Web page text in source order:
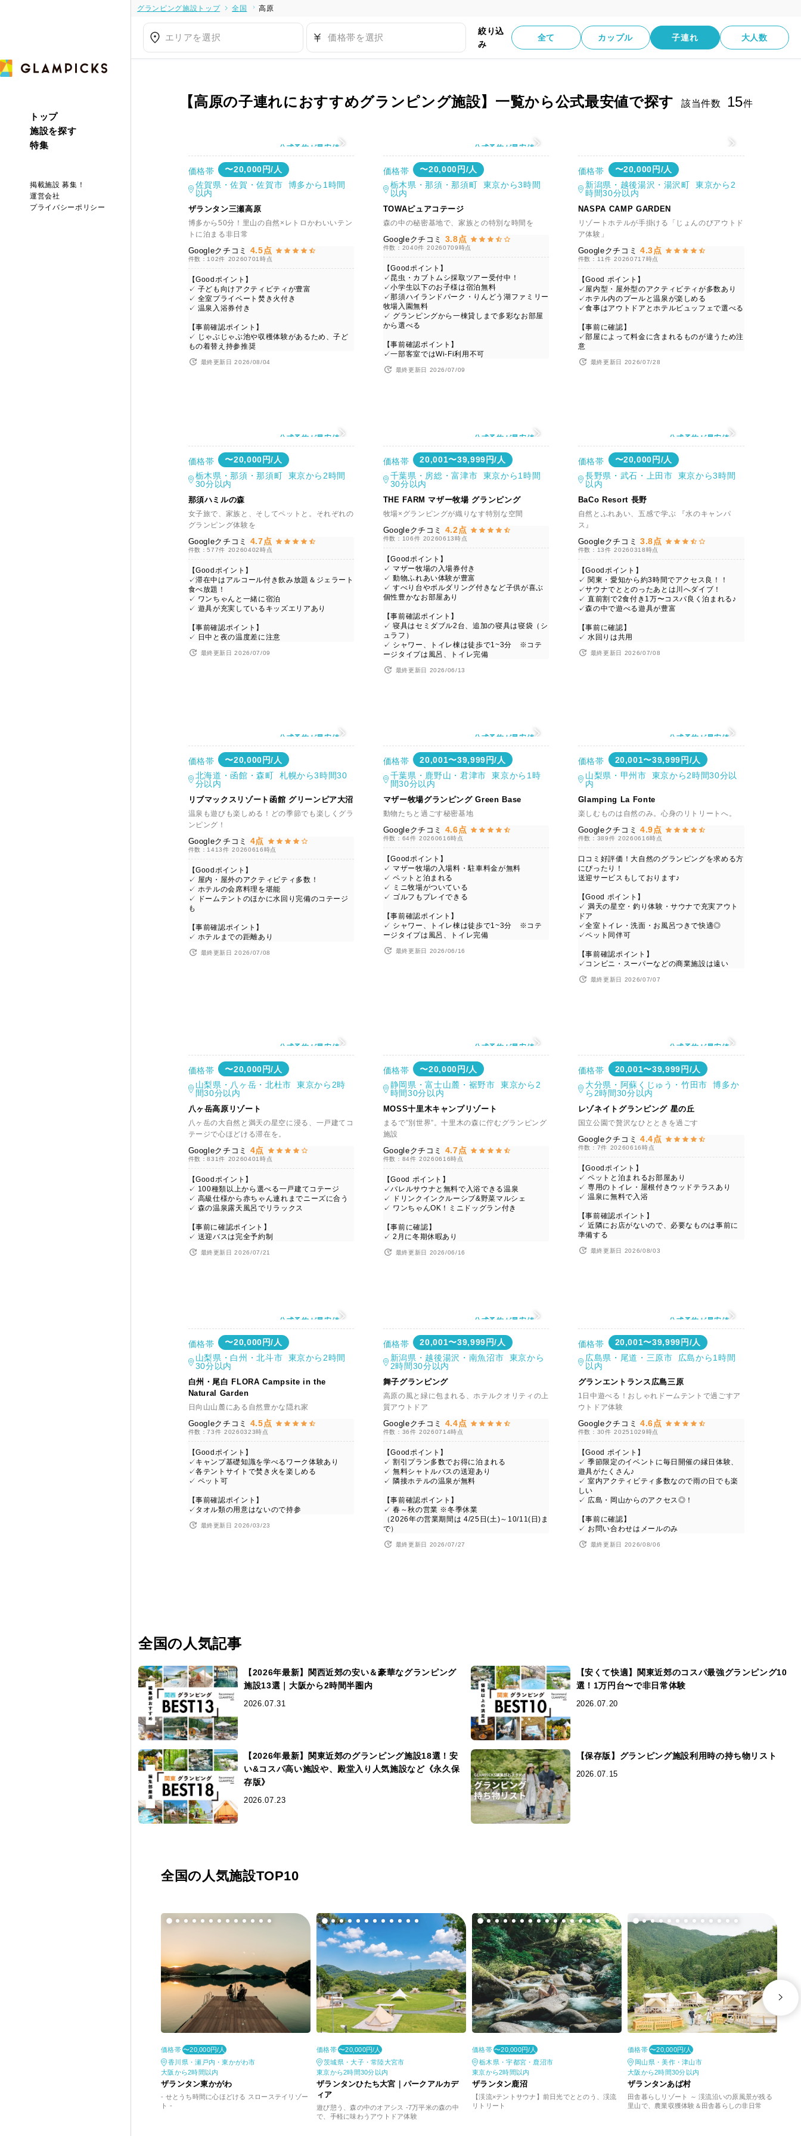
トップ
施設を探す
特集
掲載施設 募集！
運営会社
プライバシーポリシー
グランピング施設トップ 全国 高原
エリアを選択 価格帯を選択
絞り込
み
全て カップル 子連れ 大人数
【高原の子連れにおすすめグランピング施設】一覧から公式最安値で探す 該当件数 15件
公式予約が最安値
価格帯
〜20,000円/人
佐賀県・佐賀・佐賀市 博多から1時間
以内
ザランタン三瀬高原
博多から50分！里山の自然×レトロかわいいテン
トに泊まる非日常
Googleクチコミ 4.5点
件数：102件 20260701時点
【Goodポイント】
✓ 子ども向けアクティビティが豊富
✓ 全室プライベート焚き火付き
✓ 温泉入浴券付き
【事前確認ポイント】
✓ じゃぶじゃぶ池や収穫体験があるため、子ど
もの着替え持参推奨
最終更新日 2026/08/04
公式予約が最安値
価格帯
〜20,000円/人
栃木県・那須・那須町 東京から3時間
以内
TOWAピュアコテージ
森の中の秘密基地で、家族との特別な時間を
Googleクチコミ 3.8点
件数：2040件 20260709時点
【Goodポイント】
✓昆虫・カブトムシ採取ツアー受付中！
✓小学生以下のお子様は宿泊無料
✓那須ハイランドパーク・りんどう湖ファミリー
牧場入園無料
✓ グランピングから一棟貸しまで多彩なお部屋
から選べる
【事前確認ポイント】
✓一部客室ではWi-Fi利用不可
最終更新日 2026/07/09
価格帯
〜20,000円/人
新潟県・越後湯沢・湯沢町 東京から2
時間30分以内
NASPA CAMP GARDEN
リゾートホテルが手掛ける「じょんのびアウトド
ア体験」
Googleクチコミ 4.3点
件数：11件 20260717時点
【Good ポイント】
✓屋内型・屋外型のアクティビティが多数あり
✓ホテル内のプールと温泉が楽しめる
✓食事はアウトドアとホテルビュッフェで選べる
【事前に確認】
✓部屋によって料金に含まれるものが違うため注
意
最終更新日 2026/07/28
公式予約が最安値
価格帯
〜20,000円/人
栃木県・那須・那須町 東京から2時間
30分以内
那須ハミルの森
女子旅で、家族と、そしてペットと。それぞれの
グランピング体験を
Googleクチコミ 4.7点
件数：577件 20260402時点
【Goodポイント】
✓滞在中はアルコール付き飲み放題＆ジェラート
食べ放題！
✓ ワンちゃんと一緒に宿泊
✓ 遊具が充実しているキッズエリアあり
【事前確認ポイント】
✓ 日中と夜の温度差に注意
最終更新日 2026/07/09
公式予約が最安値
価格帯
20,001〜39,999円/人
千葉県・房総・富津市 東京から1時間
30分以内
THE FARM マザー牧場 グランピング
牧場×グランピングが織りなす特別な空間
Googleクチコミ 4.2点
件数：106件 20260613時点
【Goodポイント】
✓ マザー牧場の入場券付き
✓ 動物ふれあい体験が豊富
✓ すべり台やボルダリング付きなど子供が喜ぶ
個性豊かなお部屋あり
【事前確認ポイント】
✓ 寝具はセミダブル2台、追加の寝具は寝袋（シ
ュラフ）
✓ シャワー、トイレ棟は徒歩で1~3分 ※コテ
ージタイプは風呂、トイレ完備
最終更新日 2026/06/13
公式予約が最安値
価格帯
〜20,000円/人
長野県・武石・上田市 東京から3時間
以内
BaCo Resort 長野
自然とふれあい、五感で学ぶ 『水のキャンパ
ス』
Googleクチコミ 3.8点
件数：13件 20260318時点
【Goodポイント】
✓ 関東・愛知から約3時間でアクセス良！！
✓サウナでととのったあとは川へダイブ！
✓ 直前割で2食付き1万〜コスパ良く泊まれる♪
✓森の中で遊べる遊具が豊富
【事前に確認】
✓ 水回りは共用
最終更新日 2026/07/08
公式予約が最安値
価格帯
〜20,000円/人
北海道・函館・森町 札幌から3時間30
分以内
リブマックスリゾート函館 グリーンピア大沼
温泉も遊びも楽しめる！どの季節でも楽しくグラ
ンピング！
Googleクチコミ 4点
件数：1413件 20260616時点
【Goodポイント】
✓ 屋内・屋外のアクティビティ多数！
✓ ホテルの会席料理を堪能
✓ ドームテントのほかに水回り完備のコテージ
も
【事前確認ポイント】
✓ ホテルまでの距離あり
最終更新日 2026/07/08
公式予約が最安値
価格帯
20,001〜39,999円/人
千葉県・鹿野山・君津市 東京から1時
間30分以内
マザー牧場グランピング Green Base
動物たちと過ごす秘密基地
Googleクチコミ 4.6点
件数：64件 20260616時点
【Goodポイント】
✓ マザー牧場の入場料・駐車料金が無料
✓ ペットと泊まれる
✓ ミニ牧場がついている
✓ ゴルフもプレイできる
【事前確認ポイント】
✓ シャワー、トイレ棟は徒歩で1~3分 ※コテ
ージタイプは風呂、トイレ完備
最終更新日 2026/06/16
公式予約が最安値
価格帯
20,001〜39,999円/人
山梨県・甲州市 東京から2時間30分以
内
Glamping La Fonte
楽しむものは自然のみ。心身のリトリートへ。
Googleクチコミ 4.9点
件数：389件 20260616時点
口コミ好評価！大自然のグランピングを求める方
にぴったり！
送迎サービスもしております♪
【Good ポイント】
✓ 満天の星空・釣り体験・サウナで充実アウト
ドア
✓全室トイレ・洗面・お風呂つきで快適◎
✓ペット同伴可
【事前確認ポイント】
✓コンビニ・スーパーなどの商業施設は遠い
最終更新日 2026/07/07
公式予約が最安値
価格帯
〜20,000円/人
山梨県・八ヶ岳・北杜市 東京から2時
間30分以内
八ヶ岳高原リゾート
八ヶ岳の大自然と満天の星空に浸る、一戸建てコ
テージで心ほどける滞在を。
Googleクチコミ 4点
件数：831件 20260401時点
【Goodポイント】
✓ 100種類以上から選べる一戸建てコテージ
✓ 高級仕様から赤ちゃん連れまでニーズに合う
✓ 森の温泉露天風呂でリラックス
【事前に確認ポイント】
✓ 送迎バスは完全予約制
最終更新日 2026/07/21
公式予約が最安値
価格帯
〜20,000円/人
静岡県・富士山麓・裾野市 東京から2
時間30分以内
MOSS十里木キャンプリゾート
まるで”別世界”。十里木の森に佇むグランピング
施設
Googleクチコミ 4.7点
件数：84件 20260616時点
【Good ポイント】
✓バレルサウナと無料で入浴できる温泉
✓ ドリンクインクルーシブ&野菜マルシェ
✓ ワンちゃんOK！ミニドッグラン付き
【事前に確認】
✓ 2月に冬期休暇あり
最終更新日 2026/06/16
公式予約が最安値
価格帯
20,001〜39,999円/人
大分県・阿蘇くじゅう・竹田市 博多か
ら2時間30分以内
レゾネイトグランピング 星の丘
国立公園で贅沢なひとときを過ごす
Googleクチコミ 4.4点
件数：7件 20260616時点
【Goodポイント】
✓ ペットと泊まれるお部屋あり
✓ 専用のトイレ・屋根付きウッドテラスあり
✓ 温泉に無料で入浴
【事前確認ポイント】
✓ 近隣にお店がないので、必要なものは事前に
準備する
最終更新日 2026/08/03
公式予約が最安値
価格帯
〜20,000円/人
山梨県・白州・北斗市 東京から2時間
30分以内
白州・尾白 FLORA Campsite in the
Natural Garden
日向山山麓にある自然豊かな隠れ家
Googleクチコミ 4.5点
件数：73件 20260323時点
【Goodポイント】
✓キャンプ基礎知識を学べるワーク体験あり
✓各テントサイトで焚き火を楽しめる
✓ ペット可
【事前確認ポイント】
✓タオル類の用意はないので持参
最終更新日 2026/03/23
公式予約が最安値
価格帯
20,001〜39,999円/人
新潟県・越後湯沢・南魚沼市 東京から
2時間30分以内
舞子グランピング
高原の風と緑に包まれる、ホテルクオリティの上
質アウトドア
Googleクチコミ 4.4点
件数：36件 20260714時点
【Goodポイント】
✓ 割引プラン多数でお得に泊まれる
✓ 無料シャトルバスの送迎あり
✓ 隣接ホテルの温泉が無料
【事前確認ポイント】
✓ 春～秋の営業 ※冬季休業
（2026年の営業期間は 4/25日(土)～10/11(日)ま
で）
最終更新日 2026/07/27
公式予約が最安値
価格帯
20,001〜39,999円/人
広島県・尾道・三原市 広島から1時間
以内
グランエントランス広島三原
1日中遊べる！おしゃれドームテントで過ごすア
ウトドア体験
Googleクチコミ 4.6点
件数：30件 20251029時点
【Good ポイント】
✓ 季節限定のイベントに毎日開催の縁日体験、
遊具がたくさん♪
✓ 室内アクティビティ多数なので雨の日でも楽
しい
✓ 広島・岡山からのアクセス◎！
【事前に確認】
✓ お問い合わせはメールのみ
最終更新日 2026/08/06
全国の人気記事
【2026年最新】関西近郊の安い＆豪華なグランピング
施設13選｜大阪から2時間半圏内
2026.07.31
【安くて快適】関東近郊のコスパ最強グランピング10
選！1万円台〜で非日常体験
2026.07.20
【2026年最新】関東近郊のグランピング施設18選！安
い&コスパ高い施設や、殿堂入り人気施設など《永久保
存版》
2026.07.23
【保存版】グランピング施設利用時の持ち物リスト
2026.07.15
全国の人気施設TOP10
価格帯 〜20,000円/人
香川県・瀬戸内・東かがわ市
大阪から2時間以内
ザランタン東かがわ
- せとうち時間に心ほどける スローステイリゾー
ト -
価格帯 〜20,000円/人
茨城県・大子・常陸大宮市
東京から2時間30分以内
ザランタンひたち大宮｜パークアルカデ
ィア
遊び憩う、森の中のオアシス -7万平米の森の中
で、手軽に味わうアウトドア体験
価格帯 〜20,000円/人
栃木県・宇都宮・鹿沼市
東京から2時間以内
ザランタン鹿沼
【渓流×テントサウナ】前日光でととのう、渓流
リトリート
価格帯 〜20,000円/人
岡山県・美作・津山市
大阪から2時間30分以内
ザランタンあば村
田舎暮らしリゾート ～ 渓流沿いの原風景が残る
里山で、農業収獲体験＆田舎暮らしの非日常